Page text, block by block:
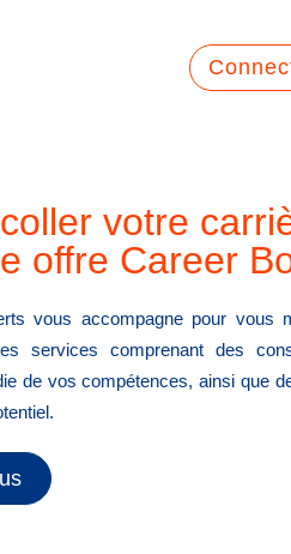
votre
offre Career
vous accompagne pour vous
services comprenant des
de vos compétences, ainsi que